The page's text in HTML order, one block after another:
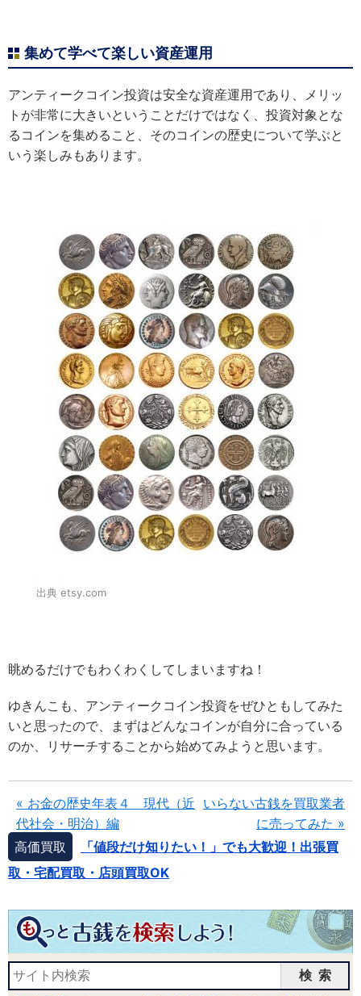
集めて学べて楽しい資産運用
アンティークコイン投資は安全な資産運用であり、メリッ
トが非常に大きいということだけではなく、投資対象とな
るコインを集めること、そのコインの歴史について学ぶと
いう楽しみもあります。
出典 etsy.com
眺めるだけでもわくわくしてしまいますね！
ゆきんこも、アンティークコイン投資をぜひともしてみた
いと思ったので、まずはどんなコインが自分に合っている
のか、リサーチすることから始めてみようと思います。
« お金の歴史年表４ 現代（近
代社会・明治）編
いらない古銭を買取業者
に売ってみた »
高価買取
「値段だけ知りたい！」でも大歓迎！出張買
取・宅配買取・店頭買取OK
検索